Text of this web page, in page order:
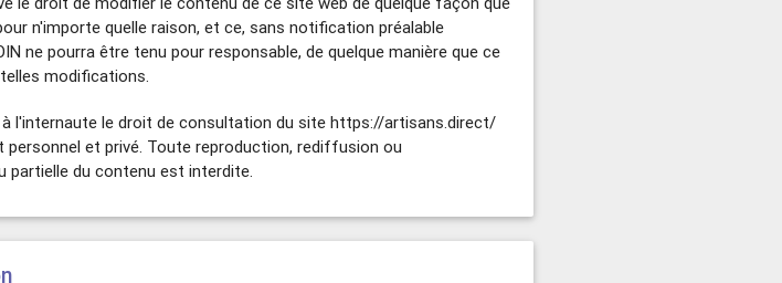
n'importe quelle raison, et ce, sans notification préalable
ne pourra être tenu pour responsable, de quelque manière que ce
modifications.
à l'internaute le droit de consultation du site https://artisans.direct/
et privé. Toute reproduction, rediffusion ou
du contenu est interdite.